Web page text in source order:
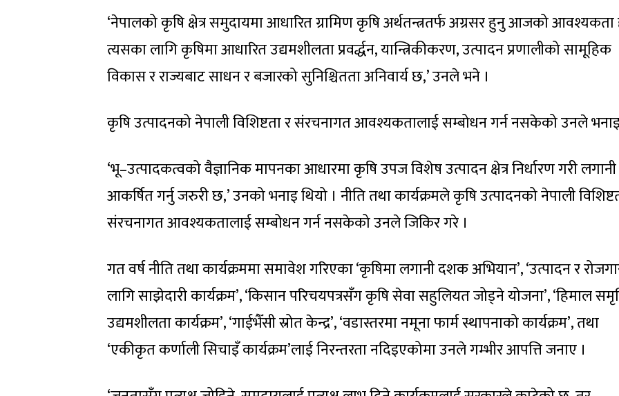
‘नेपालको कृषि क्षेत्र समुदायमा आधारित ग्रामिण कृषि अर्थतन्त्रतर्फ अग्रसर हुनु आजको आवश्यकता
त्यसका लागि कृषिमा आधारित उद्यमशीलता प्रवर्द्धन, यान्त्रिकीकरण, उत्पादन प्रणालीको सामूहिक
विकास र राज्यबाट साधन र बजारको सुनिश्चितता अनिवार्य छ,’ उनले भने ।
कृषि उत्पादनको नेपाली विशिष्टता र संरचनागत आवश्यकतालाई सम्बोधन गर्न नसकेको उनले
‘भू–उत्पादकत्वको वैज्ञानिक मापनका आधारमा कृषि उपज विशेष उत्पादन क्षेत्र निर्धारण गरी लगानी
आकर्षित गर्नु जरुरी छ,’ उनको भनाइ थियो । नीति तथा कार्यक्रमले कृषि उत्पादनको नेपाली
संरचनागत आवश्यकतालाई सम्बोधन गर्न नसकेको उनले जिकिर गरे ।
गत वर्ष नीति तथा कार्यक्रममा समावेश गरिएका ‘कृषिमा लगानी दशक अभियान’, ‘उत्पादन र
लागि साझेदारी कार्यक्रम’, ‘किसान परिचयपत्रसँग कृषि सेवा सहुलियत जोड्ने योजना’, ‘हिमाल
उद्यमशीलता कार्यक्रम’, ‘गाईभैँसी स्रोत केन्द्र’, ‘वडास्तरमा नमूना फार्म स्थापनाको कार्यक्रम’, तथा
‘एकीकृत कर्णाली सिचाइँ कार्यक्रम’लाई निरन्तरता नदिइएकोमा उनले गम्भीर आपत्ति जनाए ।